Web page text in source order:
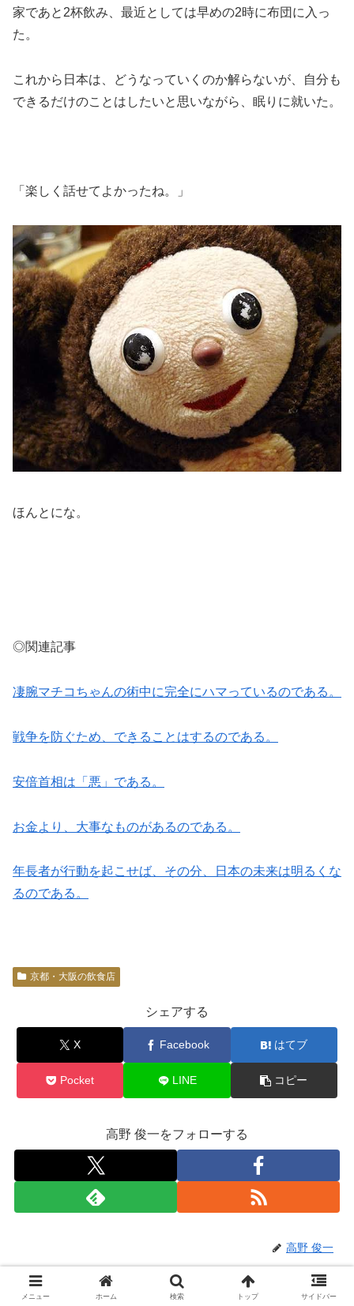
家であと2杯飲み、最近としては早めの2時に布団に入っ
た。
これから日本は、どうなっていくのか解らないが、自分も
できるだけのことはしたいと思いながら、眠りに就いた。
「楽しく話せてよかったね。」
ほんとにな。
◎関連記事
凄腕マチコちゃんの術中に完全にハマっているのである。
戦争を防ぐため、できることはするのである。
安倍首相は「悪」である。
お金より、大事なものがあるのである。
年長者が行動を起こせば、その分、日本の未来は明るくな
るのである。
京都・大阪の飲食店
シェアする
X Facebook はてブ
Pocket LINE コピー
高野 俊一をフォローする
高野 俊一
関連記事
メニュー ホーム 検索 トップ サイドバー